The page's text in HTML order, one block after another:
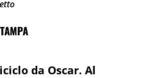
da Oscar. Al